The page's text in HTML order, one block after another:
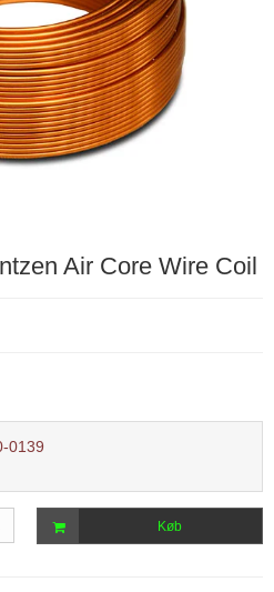
Air Core Wire Coil
0139
Køb